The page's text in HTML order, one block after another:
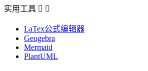
实用工具  
LaTex公式编辑器
Geogebra
Mermaid
PlantUML